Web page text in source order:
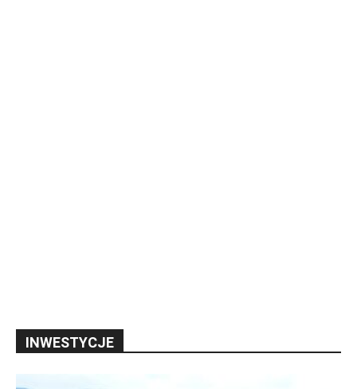
INWESTYCJE